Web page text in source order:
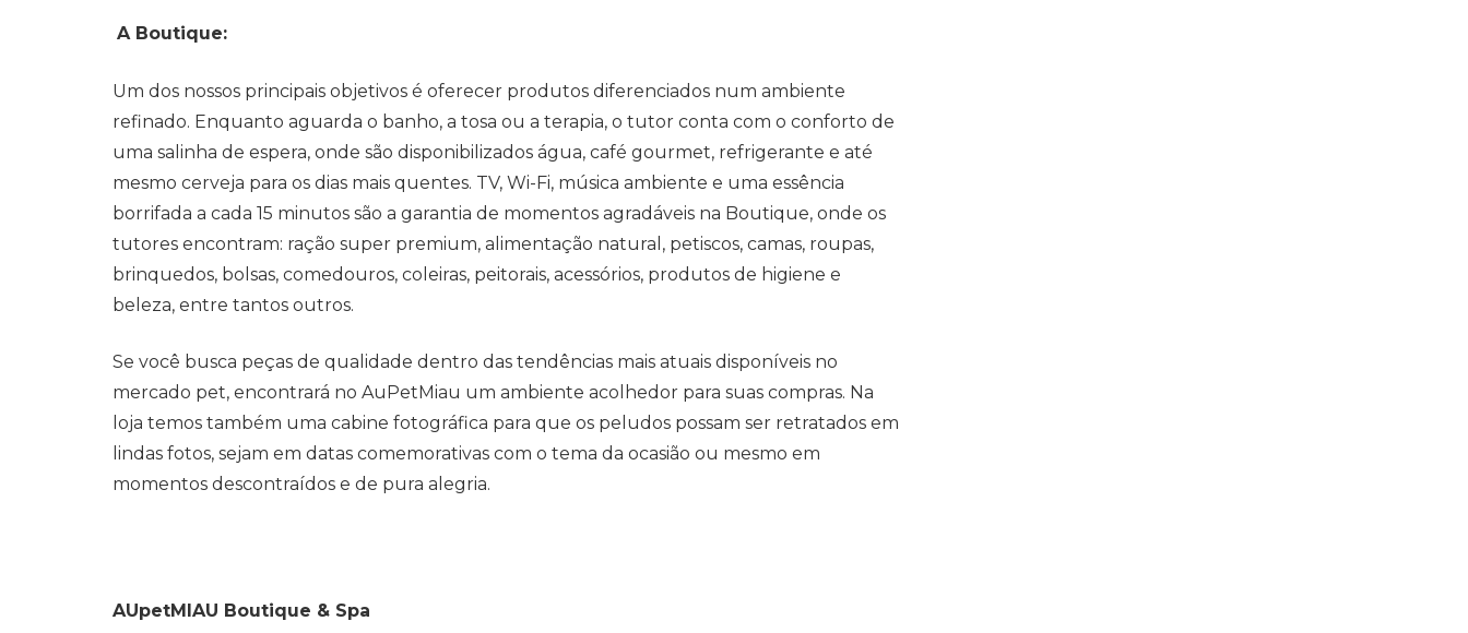
A Boutique:
Um dos nossos principais objetivos é oferecer produtos diferenciados num ambiente
refinado. Enquanto aguarda o banho, a tosa ou a terapia, o tutor conta com o conforto de
uma salinha de espera, onde são disponibilizados água, café gourmet, refrigerante e até
mesmo cerveja para os dias mais quentes. TV, Wi-Fi, música ambiente e uma essência
borrifada a cada 15 minutos são a garantia de momentos agradáveis na Boutique, onde os
tutores encontram: ração super premium, alimentação natural, petiscos, camas, roupas,
brinquedos, bolsas, comedouros, coleiras, peitorais, acessórios, produtos de higiene e
beleza, entre tantos outros.
Se você busca peças de qualidade dentro das tendências mais atuais disponíveis no
mercado pet, encontrará no AuPetMiau um ambiente acolhedor para suas compras. Na
loja temos também uma cabine fotográfica para que os peludos possam ser retratados em
lindas fotos, sejam em datas comemorativas com o tema da ocasião ou mesmo em
momentos descontraídos e de pura alegria.
AUpetMIAU Boutique & Spa